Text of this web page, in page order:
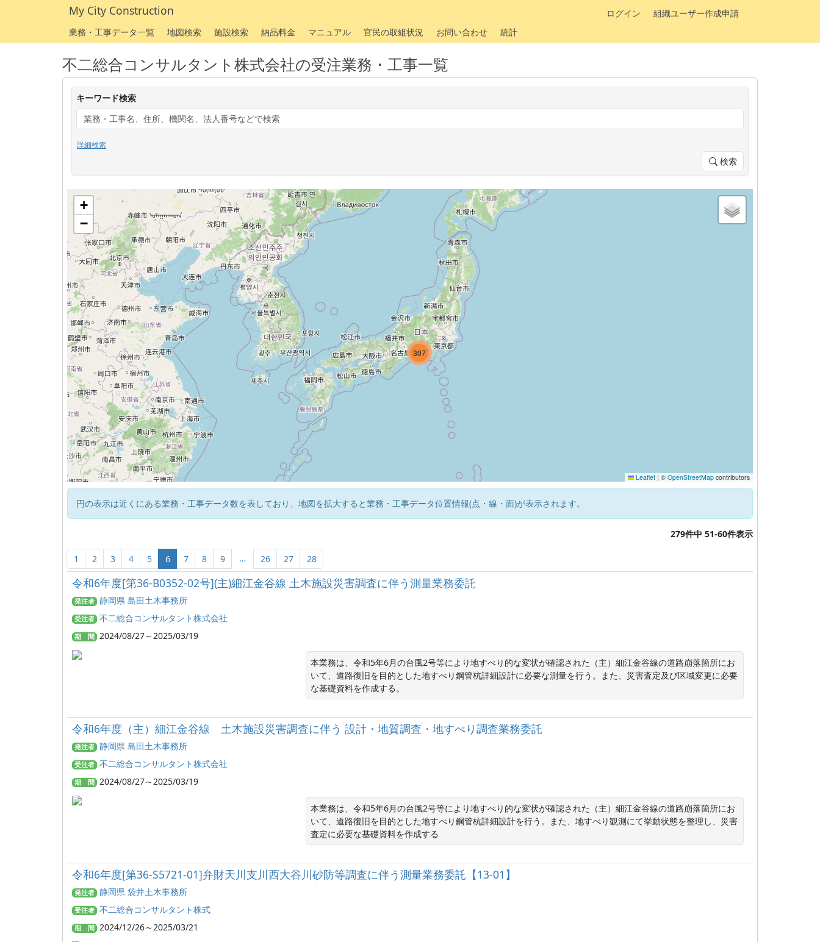
My City Construction ログイン
組織ユーザー作成申請
業務・工事データ一覧
地図検索 施設検索 納品料金 マニュアル 官民の取組状況 お問い合わせ 統計
不二総合コンサルタント株式会社の受注業務・工事一覧
キーワード検索
詳細検索
検索
4
247
307
+
−
Leaflet | © OpenStreetMap contributors
円の表示は近くにある業務・工事データ数を表しており、地図を拡大すると業務・工事データ位置情報(点・線・面)が表示されます。
279件中 51-60件表示
1 2 3 4 5 6 7 8 9 … 26 27 28
令和6年度[第36-B0352-02号](主)細江金谷線 土木施設災害調査に伴う測量業務委託
発注者 静岡県 島田土木事務所
受注者 不二総合コンサルタント株式会社
期 間 2024/08/27～2025/03/19
本業務は、令和5年6月の台風2号等により地すべり的な変状が確認された（主）細江金谷線の道路崩落箇所にお
いて、道路復旧を目的とした地すべり鋼管杭詳細設計に必要な測量を行う。また、災害査定及び区域変更に必要
な基礎資料を作成する。
令和6年度（主）細江金谷線 土木施設災害調査に伴う 設計・地質調査・地すべり調査業務委託
発注者 静岡県 島田土木事務所
受注者 不二総合コンサルタント株式会社
期 間 2024/08/27～2025/03/19
本業務は、令和5年6月の台風2号等により地すべり的な変状が確認された（主）細江金谷線の道路崩落箇所にお
いて、道路復旧を目的とした地すべり鋼管杭詳細設計を行う。また、地すべり観測にて挙動状態を整理し、災害
査定に必要な基礎資料を作成する
令和6年度[第36-S5721-01]弁財天川支川西大谷川砂防等調査に伴う測量業務委託【13-01】
発注者 静岡県 袋井土木事務所
受注者 不二総合コンサルタント株式
期 間 2024/12/26～2025/03/21